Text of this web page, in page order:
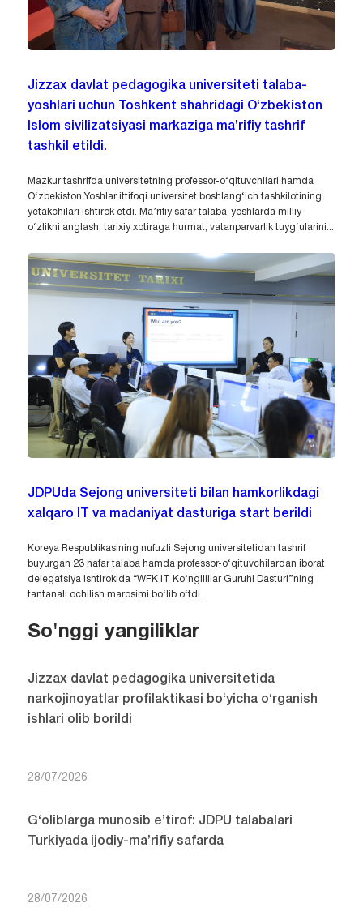
Jizzax davlat pedagogika universiteti talaba-
yoshlari uchun Toshkent shahridagi O‘zbekiston
Islom sivilizatsiyasi markaziga ma’rifiy tashrif
tashkil etildi.
Mazkur tashrifda universitetning professor-o‘qituvchilari hamda
O‘zbekiston Yoshlar ittifoqi universitet boshlang‘ich tashkilotining
yetakchilari ishtirok etdi. Ma’rifiy safar talaba-yoshlarda milliy
o‘zlikni anglash, tarixiy xotiraga hurmat, vatanparvarlik tuyg‘ularini...
JDPUda Sejong universiteti bilan hamkorlikdagi
xalqaro IT va madaniyat dasturiga start berildi
Koreya Respublikasining nufuzli Sejong universitetidan tashrif
buyurgan 23 nafar talaba hamda professor-o‘qituvchilardan iborat
delegatsiya ishtirokida “WFK IT Ko‘ngillilar Guruhi Dasturi”ning
tantanali ochilish marosimi bo‘lib o‘tdi.
So'nggi yangiliklar
Jizzax davlat pedagogika universitetida
narkojinoyatlar profilaktikasi bo‘yicha o‘rganish
ishlari olib borildi
28/07/2026
G‘oliblarga munosib e’tirof: JDPU talabalari
Turkiyada ijodiy-ma’rifiy safarda
28/07/2026